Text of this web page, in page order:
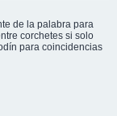
de la palabra para
corchetes si solo
para coincidencias